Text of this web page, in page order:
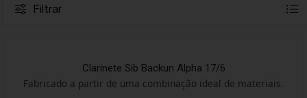
Filtrar
Clarinete Sib Backun Alpha 17/6
Fabricado a partir de uma combinação ideal de materiais.